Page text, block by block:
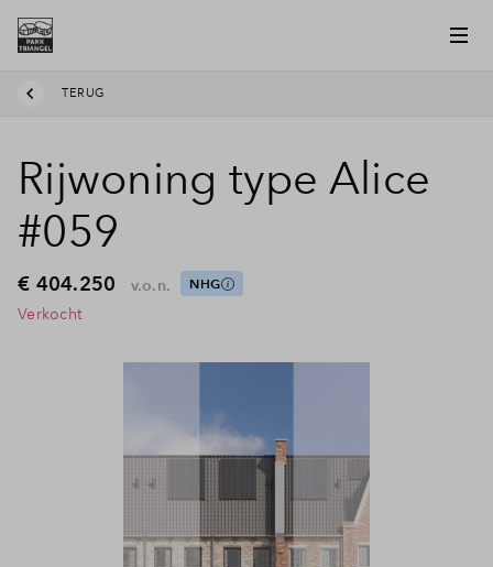
TERUG
Rijwoning type Alice
#059
€ 404.250 v.o.n. NHG
Verkocht